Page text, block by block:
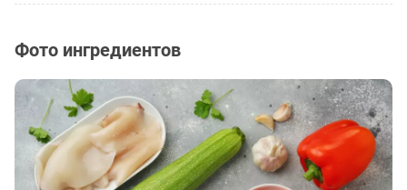
Фото ингредиентов